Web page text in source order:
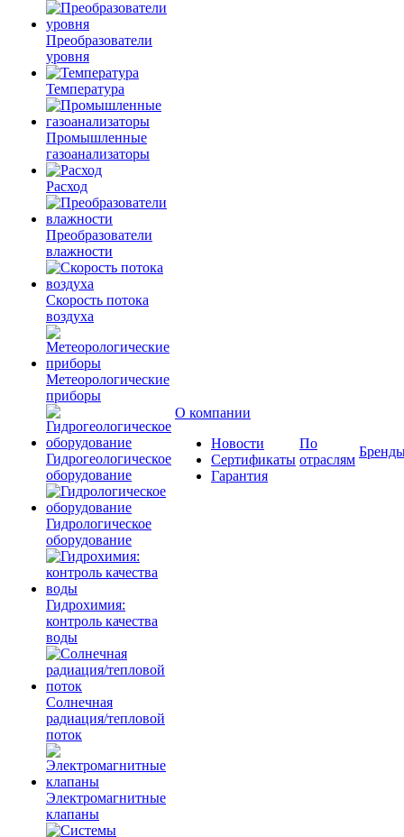
Преобразователи
уровня
Температура
Промышленные
газоанализаторы
Расход
Преобразователи
влажности
Скорость потока
воздуха
Метеорологические
приборы
Гидрогеологическое
оборудование
Гидрологическое
оборудование
Гидрохимия:
контроль качества
воды
Солнечная
радиация/тепловой
поток
Электромагнитные
клапаны
О компании
Новости
Сертификаты
Гарантия
По
отраслям